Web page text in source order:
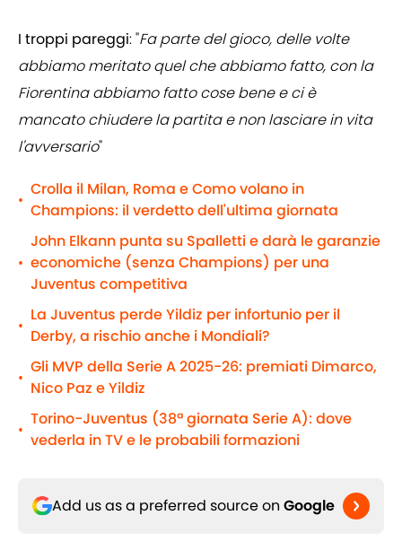
I troppi pareggi: "Fa parte del gioco, delle volte
abbiamo meritato quel che abbiamo fatto, con la
Fiorentina abbiamo fatto cose bene e ci è
mancato chiudere la partita e non lasciare in vita
l'avversario"
•
Crolla il Milan, Roma e Como volano in
Champions: il verdetto dell'ultima giornata
•
John Elkann punta su Spalletti e darà le garanzie
economiche (senza Champions) per una
Juventus competitiva
•
La Juventus perde Yildiz per infortunio per il
Derby, a rischio anche i Mondiali?
•
Gli MVP della Serie A 2025-26: premiati Dimarco,
Nico Paz e Yildiz
•
Torino-Juventus (38ª giornata Serie A): dove
vederla in TV e le probabili formazioni
Add us as a preferred source on Google